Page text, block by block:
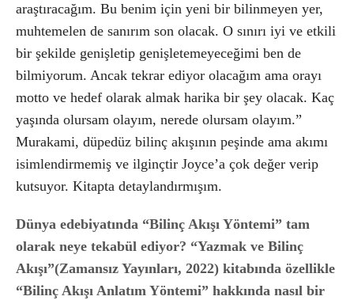
araştıracağım. Bu benim için yeni bir bilinmeyen yer,
muhtemelen de sanırım son olacak. O sınırı iyi ve etkili
bir şekilde genişletip genişletemeyeceğimi ben de
bilmiyorum. Ancak tekrar ediyor olacağım ama orayı
motto ve hedef olarak almak harika bir şey olacak. Kaç
yaşında olursam olayım, nerede olursam olayım.”
Murakami, düpedüz bilinç akışının peşinde ama akımı
isimlendirmemiş ve ilginçtir Joyce’a çok değer verip
kutsuyor. Kitapta detaylandırmışım.
Dünya edebiyatında “Bilinç Akışı Yöntemi” tam
olarak neye tekabül ediyor? “Yazmak ve Bilinç
Akışı”(Zamansız Yayınları, 2022) kitabında özellikle
“Bilinç Akışı Anlatım Yöntemi” hakkında nasıl bir